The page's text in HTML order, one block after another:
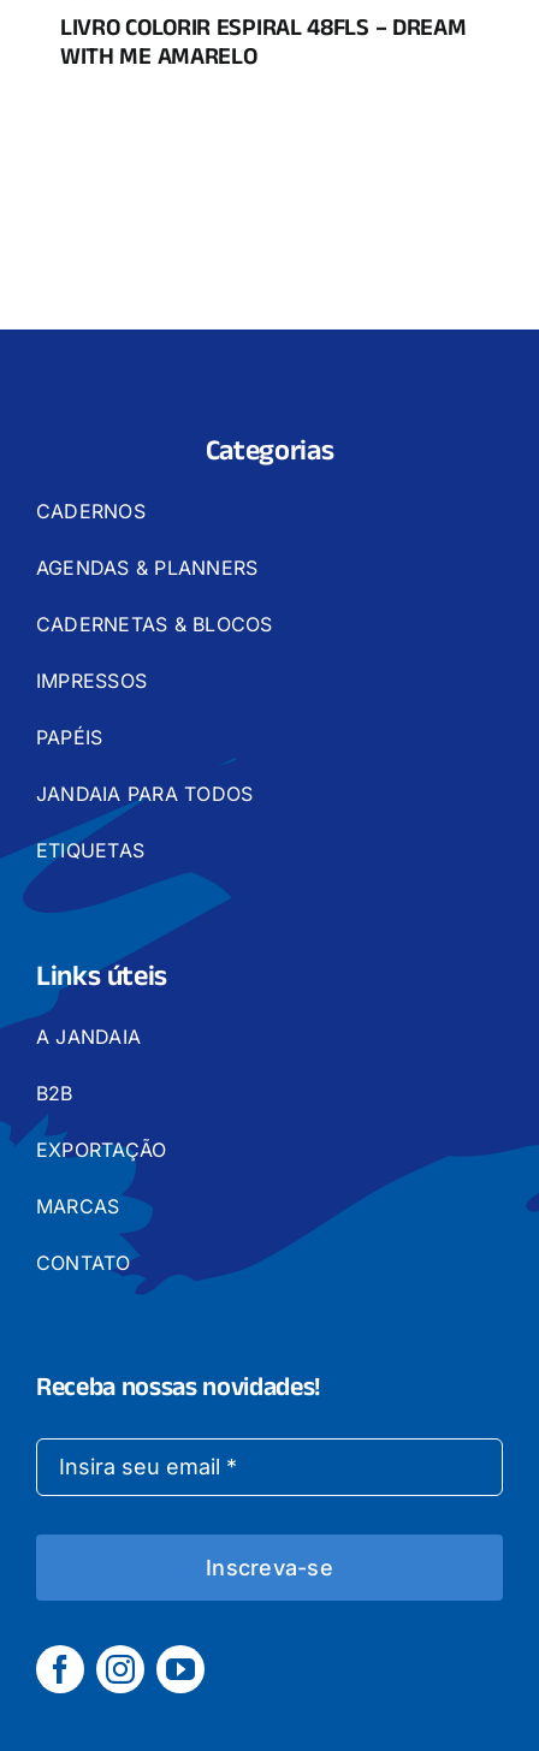
LIVRO COLORIR ESPIRAL 48FLS – DREAM
WITH ME AMARELO
Categorias
CADERNOS
AGENDAS & PLANNERS
CADERNETAS & BLOCOS
IMPRESSOS
PAPÉIS
JANDAIA PARA TODOS
ETIQUETAS
Links úteis
A JANDAIA
B2B
EXPORTAÇÃO
MARCAS
CONTATO
Receba nossas novidades!
Inscreva-se